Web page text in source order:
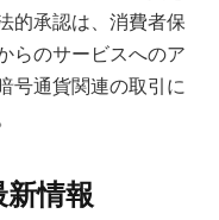
的承認は、消費者保
らのサービスへのア
号通貨関連の取引に
情報